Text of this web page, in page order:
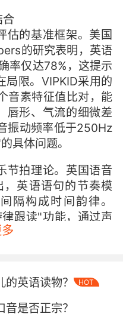
合
估的基准框架。美国
的研究表明，英语
率仅达78%，这提示
局限。VIPKID采用的
音素特征值比对，能
唇形、气流的细微差
振动频率低于250Hz
具体问题。
节拍理论。英国语音
英语语句的节奏模
隔构成时间韵律。
跟读"功能，通过声
音轨，教师可直观发
项。英语读物？ HOT
是否正宗？